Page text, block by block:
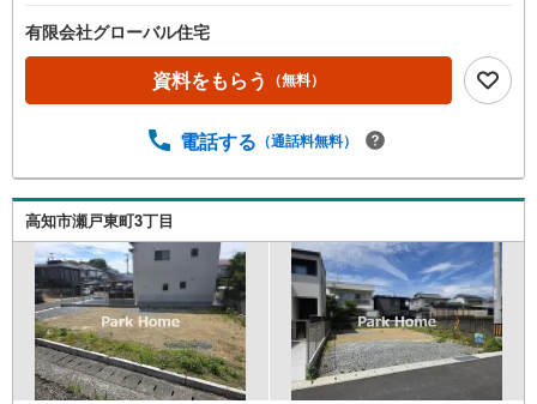
有限会社グローバル住宅
資料をもらう （無料）
電話する （通話料無料）
高知市瀬戸東町3丁目